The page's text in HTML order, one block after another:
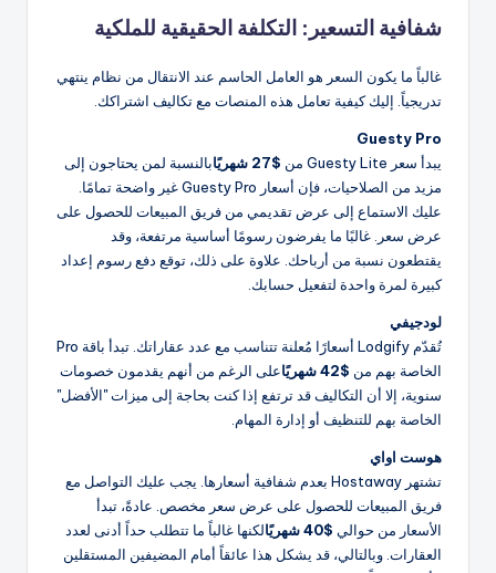
شفافية التسعير: التكلفة الحقيقية للملكية
غالباً ما يكون السعر هو العامل الحاسم عند الانتقال من نظام ينتهي
تدريجياً. إليك كيفية تعامل هذه المنصات مع تكاليف اشتراكك.
Guesty Pro
يبدأ سعر Guesty Lite من
$27 شهريًا
بالنسبة لمن يحتاجون إلى
مزيد من الصلاحيات، فإن أسعار Guesty Pro غير واضحة تمامًا.
عليك الاستماع إلى عرض تقديمي من فريق المبيعات للحصول على
عرض سعر. غالبًا ما يفرضون رسومًا أساسية مرتفعة، وقد
يقتطعون نسبة من أرباحك. علاوة على ذلك، توقع دفع رسوم إعداد
كبيرة لمرة واحدة لتفعيل حسابك.
لودجيفي
تُقدّم Lodgify أسعارًا مُعلنة تتناسب مع عدد عقاراتك. تبدأ باقة Pro
الخاصة بهم من $42 شهريًا
على الرغم من أنهم يقدمون خصومات
سنوية، إلا أن التكاليف قد ترتفع إذا كنت بحاجة إلى ميزات "الأفضل"
الخاصة بهم للتنظيف أو إدارة المهام.
هوست اواي
تشتهر Hostaway بعدم شفافية أسعارها. يجب عليك التواصل مع
فريق المبيعات للحصول على عرض سعر مخصص. عادةً، تبدأ
الأسعار من حوالي $40 شهريًا
لكنها غالباً ما تتطلب حداً أدنى لعدد
العقارات. وبالتالي، قد يشكل هذا عائقاً أمام المضيفين المستقلين